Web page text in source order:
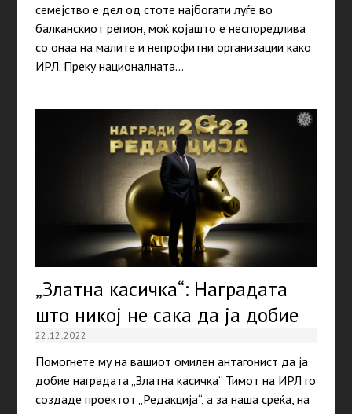
семејство е дел од стоте најбогати луѓе во
балканскиот регион, моќ којашто е неспоредлива
со онаа на малите и непрофитни организации како
ИРЛ. Преку националната…
„Златна касичка“: Наградата
што никој не сака да ја добие
22.12.2022
Помогнете му на вашиот омилен антагонист да ја
добие наградата „Златна касичка“ Тимот на ИРЛ го
создаде проектот „Редакција“, а за наша среќа, на